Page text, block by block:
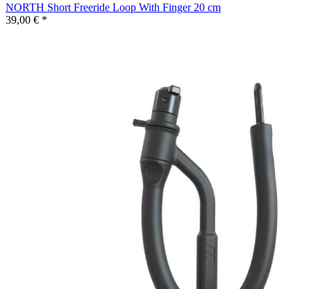
NORTH Short Freeride Loop With Finger 20 cm
39,00 € *